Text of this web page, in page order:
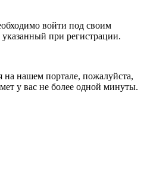
войти под своим
при регистрации.
на нашем портале, пожалуйста,
у вас не более одной минуты.